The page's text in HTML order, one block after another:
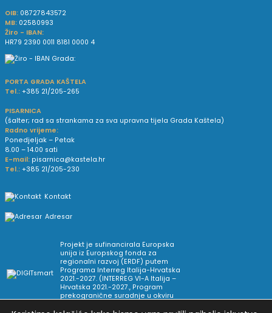
OIB: 08727843572
MB: 02580993
Žiro - IBAN:
HR79 2390 0011 8181 0000 4
PORTA GRADA KAŠTELA
Tel.: +385 21/205-265
PISARNICA
(šalter; rad sa strankama za sva upravna tijela Grada Kaštela)
Radno vrijeme:
Ponedjeljak – Petak
8.00 – 14.00 sati
E-mail: pisarnica@kastela.hr
Tel.: +385 21/205-230
Kontakt
Adresar
Projekt je sufinancirala Europska
unija iz Europskog fonda za
regionalni razvoj (ERDF) putem
Programa Interreg Italija-Hrvatska
2021.-2027. (INTERREG VI-A Italija –
Hrvatska 2021.-2027., Program
prekogranične suradnje u okviru